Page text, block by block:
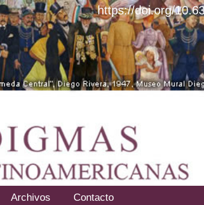
Archivos Contacto
https://doi.org/